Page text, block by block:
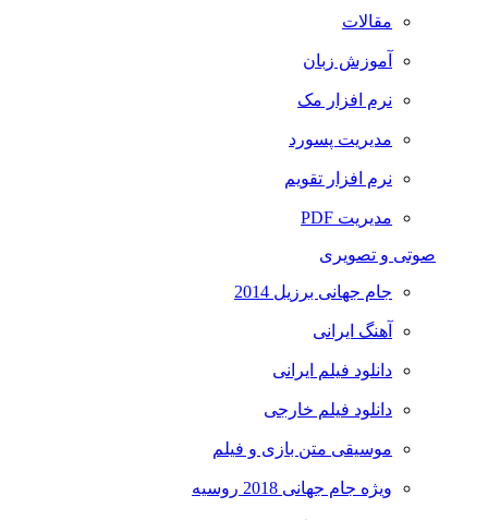
مقالات
آموزش زبان
نرم افزار مک
مدیریت پسورد
نرم افزار تقویم
مدیریت PDF
صوتی و تصویری
جام جهانی برزیل 2014
آهنگ ایرانی
دانلود فیلم ایرانی
دانلود فیلم خارجی
موسیقی متن بازی و فیلم
ویژه جام جهانی 2018 روسیه